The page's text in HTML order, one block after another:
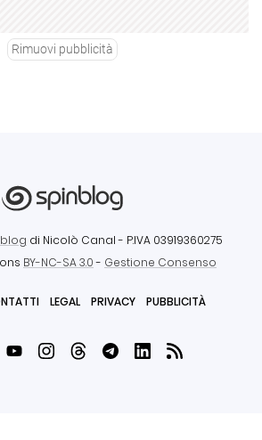
Rimuovi pubblicità
di Nicolò Canal - P.IVA 03919360275
BY-NC-SA 3.0- Gestione Consenso
LEGAL PRIVACY PUBBLICITÀ